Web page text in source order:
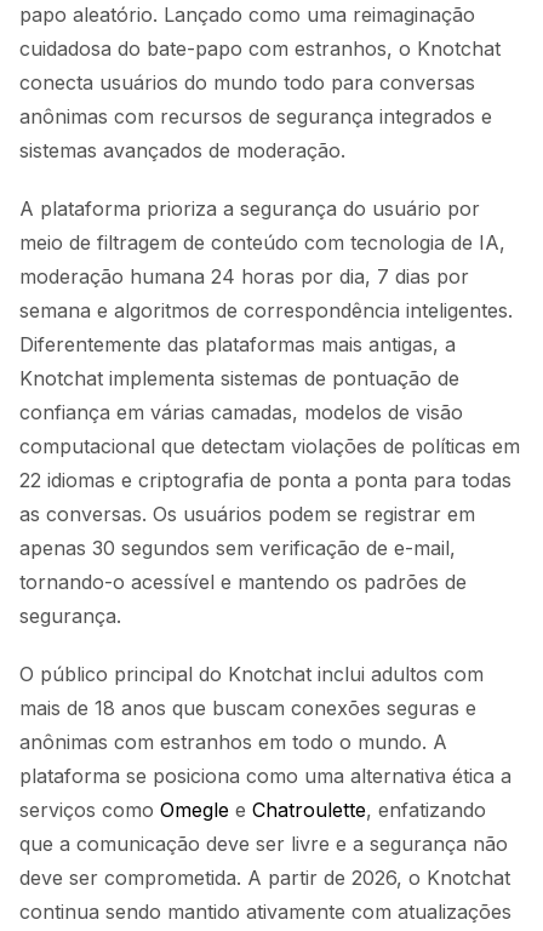
papo aleatório. Lançado como uma reimaginação
cuidadosa do bate-papo com estranhos, o Knotchat
conecta usuários do mundo todo para conversas
anônimas com recursos de segurança integrados e
sistemas avançados de moderação.
A plataforma prioriza a segurança do usuário por
meio de filtragem de conteúdo com tecnologia de IA,
moderação humana 24 horas por dia, 7 dias por
semana e algoritmos de correspondência inteligentes.
Diferentemente das plataformas mais antigas, a
Knotchat implementa sistemas de pontuação de
confiança em várias camadas, modelos de visão
computacional que detectam violações de políticas em
22 idiomas e criptografia de ponta a ponta para todas
as conversas. Os usuários podem se registrar em
apenas 30 segundos sem verificação de e-mail,
tornando-o acessível e mantendo os padrões de
segurança.
O público principal do Knotchat inclui adultos com
mais de 18 anos que buscam conexões seguras e
anônimas com estranhos em todo o mundo. A
plataforma se posiciona como uma alternativa ética a
serviços como Omegle e Chatroulette, enfatizando
que a comunicação deve ser livre e a segurança não
deve ser comprometida. A partir de 2026, o Knotchat
continua sendo mantido ativamente com atualizações